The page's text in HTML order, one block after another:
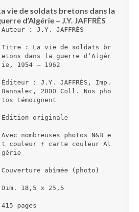
vie de soldats bretons dans la
d’Algérie – J.Y. JAFFRÈS
Auteur : J.Y. JAFFRÈS
Titre : La vie de soldats br
etons dans la guerre d’Algér
ie, 1954 – 1962
Éditeur : J.Y. JAFFRÈS, Imp.
Bannalec, 2000 Coll. Nos pho
tos témoignent
Edition originale
Avec nombreuses photos N&B e
t couleur + carte couleur Al
gérie
Couverture abîmée (photo)
Dim. 18,5 x 25,5
415 pages